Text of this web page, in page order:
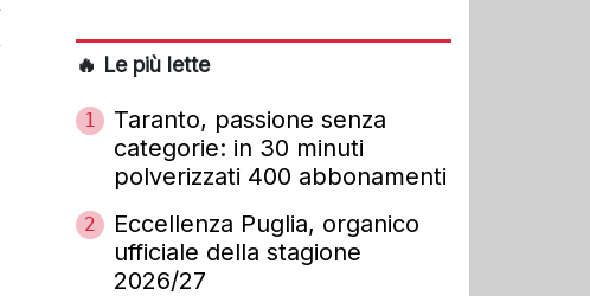
🔥 Le più lette
1
Taranto, passione senza
categorie: in 30 minuti
polverizzati 400 abbonamenti
2
Eccellenza Puglia, organico
ufficiale della stagione
2026/27